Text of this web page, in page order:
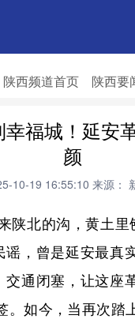
陕西频道首页 陕西要
网站地图
天津 河北
吉林 上海
河南 湖北
广西 海南
贵州 云南
幸福城！延安
颜
10-19 16:55:10 来源：
北的沟，黄土里
谣，曾是延安最真
交通闭塞，让这座
。如今，当再次踏